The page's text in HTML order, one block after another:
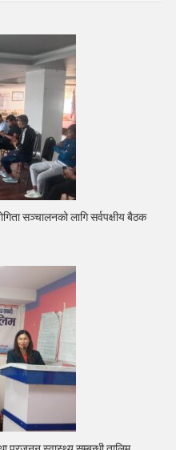
सञ्चालनको लागि सर्वपक्षीय बैठक